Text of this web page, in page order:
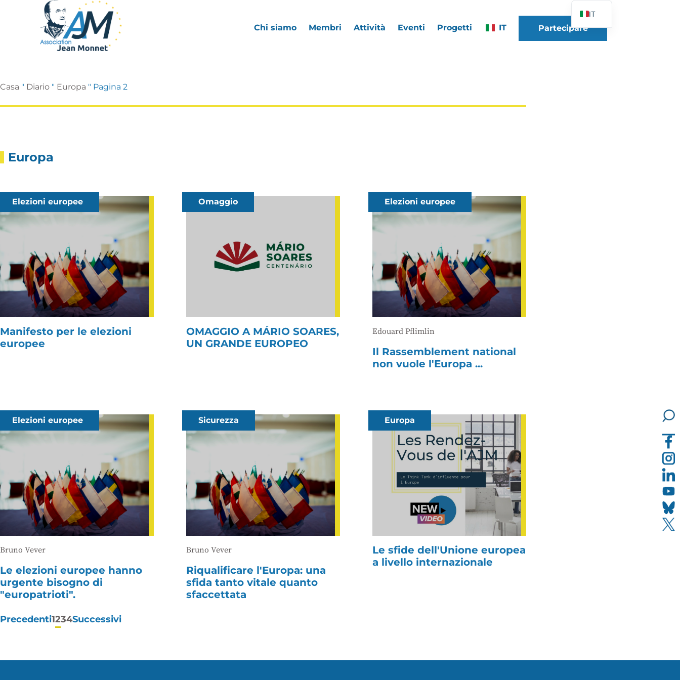
Chi siamo Membri Attività Eventi Progetti IT Partecipare
Casa " Diario " Europa " Pagina 2
Europa
Elezioni europee
Manifesto per le elezioni
europee
Omaggio
OMAGGIO A MÁRIO SOARES,
UN GRANDE EUROPEO
Elezioni europee
Edouard Pflimlin
Il Rassemblement national
non vuole l'Europa ...
Elezioni europee
Bruno Vever
Le elezioni europee hanno
urgente bisogno di
"europatrioti".
Sicurezza
Bruno Vever
Riqualificare l'Europa: una
sfida tanto vitale quanto
sfaccettata
Europa
Le sfide dell'Unione europea
a livello internazionale
Paginazione
Precedenti1234Successivi
IT
FR